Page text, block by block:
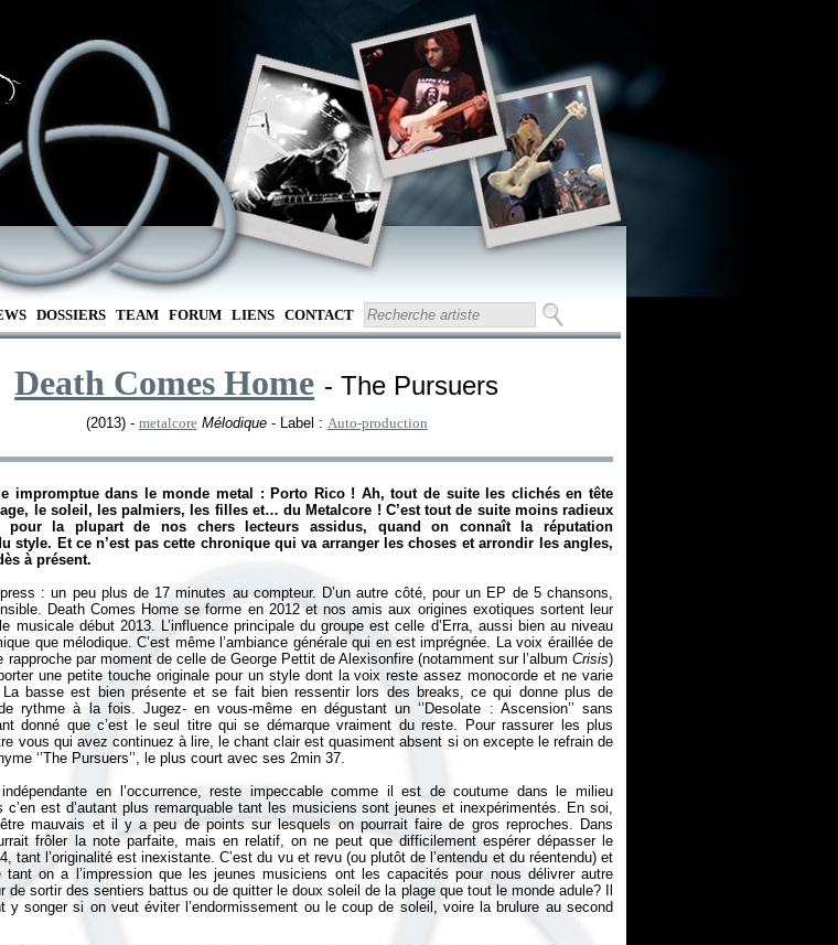
DOSSIERS TEAM FORUM LIENS CONTACT
Death Comes Home - The Pursuers
(2013) - metalcore Mélodique- Label : Auto-production
impromptue dans le monde metal : Porto Rico ! Ah, tout de suite les clichés en tête
le soleil, les palmiers, les filles et… du Metalcore ! C’est tout de suite moins radieux
pour la plupart de nos chers lecteurs assidus, quand on connaît la réputation
style. Et ce n’est pas cette chronique qui va arranger les choses et arrondir les angles,
à présent.
: un peu plus de 17 minutes au compteur. D’un autre côté, pour un EP de 5 chansons,
Death Comes Home se forme en 2012 et nos amis aux origines exotiques sortent leur
musicale début 2013. L’influence principale du groupe est celle d’Erra, aussi bien au niveau
que mélodique. C’est même l’ambiance générale qui en est imprégnée. La voix éraillée de
rapproche par moment de celle de George Pettit de Alexisonfire (notamment sur l’albumCrisis)
une petite touche originale pour un style dont la voix reste assez monocorde et ne varie
La basse est bien présente et se fait bien ressentir lors des breaks, ce qui donne plus de
rythme à la fois. Jugez- en vous-même en dégustant un ‘’Desolate : Ascension’’ sans
donné que c’est le seul titre qui se démarque vraiment du reste. Pour rassurer les plus
vous qui avez continuez à lire, le chant clair est quasiment absent si on excepte le refrain de
‘’The Pursuers’’, le plus court avec ses 2min 37.
en l’occurrence, reste impeccable comme il est de coutume dans le milieu
c’en est d’autant plus remarquable tant les musiciens sont jeunes et inexpérimentés. En soi,
mauvais et il y a peu de points sur lesquels on pourrait faire de gros reproches. Dans
frôler la note parfaite, mais en relatif, on ne peut que difficilement espérer dépasser le
tant l’originalité est inexistante. C’est du vu et revu (ou plutôt de l’entendu et du réentendu) et
tant on a l’impression que les jeunes musiciens ont les capacités pour nous délivrer autre
de sortir des sentiers battus ou de quitter le doux soleil de la plage que tout le monde adule? Il
y songer si on veut éviter l’endormissement ou le coup de soleil, voire la brulure au second